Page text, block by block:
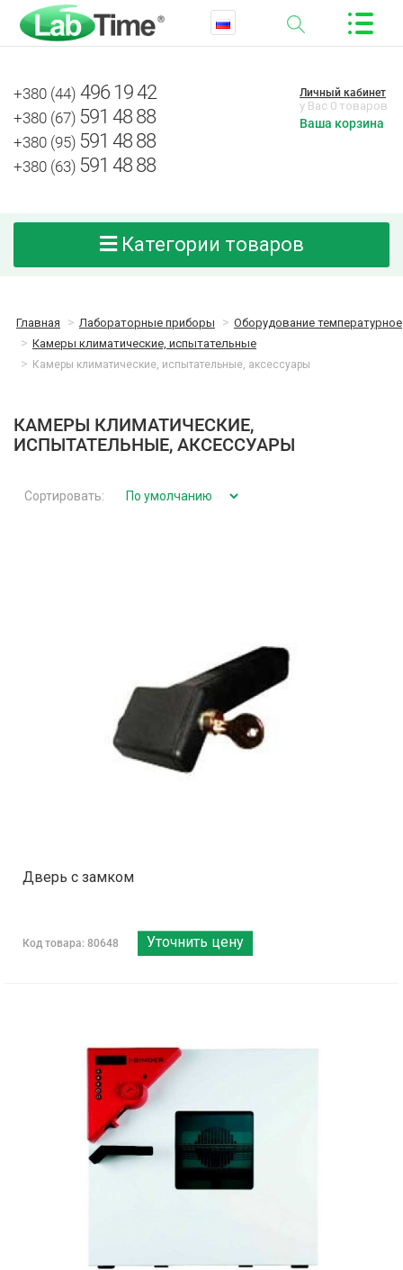
+380 (44) 496 19 42
+380 (67) 591 48 88
+380 (95) 591 48 88
+380 (63) 591 48 88
Личный кабинет
у Вас 0 товаров
Ваша корзина
Категории товаров
Главная Лабораторные приборы
Оборудование температурное
Камеры климатические, испытательные
Камеры климатические, испытательные, аксессуары
КАМЕРЫ КЛИМАТИЧЕСКИЕ,
ИСПЫТАТЕЛЬНЫЕ, АКСЕССУАРЫ
Сортировать:
Дверь с замком
Код товара: 80648 Уточнить цену